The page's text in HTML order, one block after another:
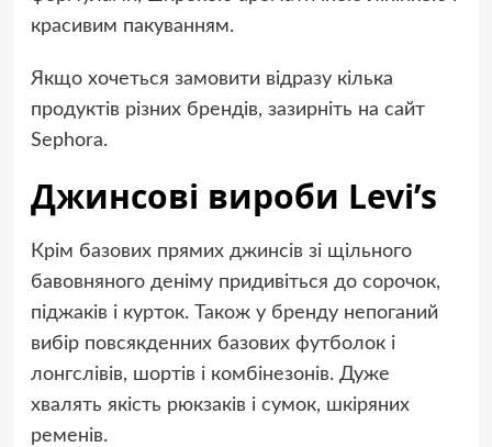
красивим пакуванням.
Якщо хочеться замовити відразу кілька
продуктів різних брендів, зазирніть на сайт
Sephora.
Джинсові вироби Levi’s
Крім базових прямих джинсів зі щільного
бавовняного деніму придивіться до сорочок,
піджаків і курток. Також у бренду непоганий
вибір повсякденних базових футболок і
лонгслівів, шортів і комбінезонів. Дуже
хвалять якість рюкзаків і сумок, шкіряних
ременів.